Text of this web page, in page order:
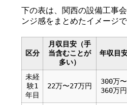
下の表は、関西の設備工事
ンジ感をまとめたイメージで
区分
月収目安（手
当含むことが
多い）
年収目
未経
験1
年目
22万〜27万円
300万〜
360万円